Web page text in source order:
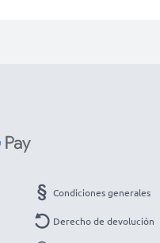
Condiciones generales
Derecho de devolución